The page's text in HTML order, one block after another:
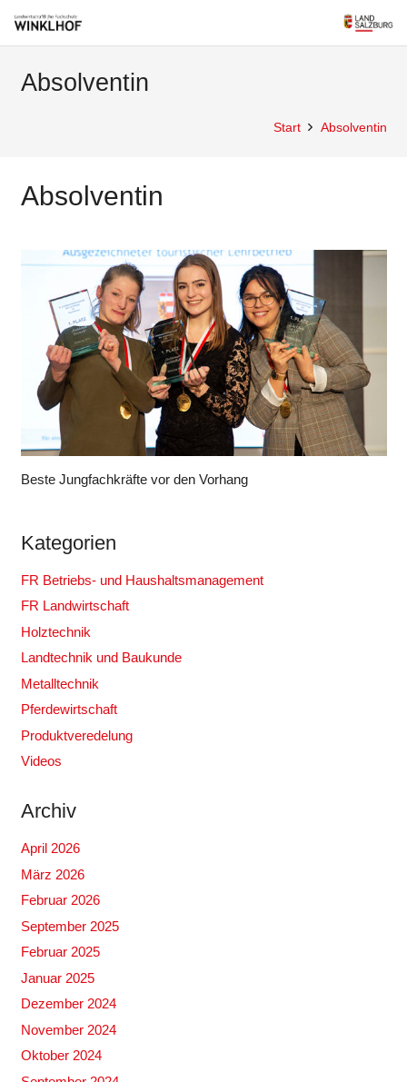
Absolventin
Start Absolventin
Absolventin
Beste Jungfachkräfte vor den Vorhang
Kategorien
FR Betriebs- und Haushaltsmanagement
FR Landwirtschaft
Holztechnik
Landtechnik und Baukunde
Metalltechnik
Pferdewirtschaft
Produktveredelung
Videos
Archiv
April 2026
März 2026
Februar 2026
September 2025
Februar 2025
Januar 2025
Dezember 2024
November 2024
Oktober 2024